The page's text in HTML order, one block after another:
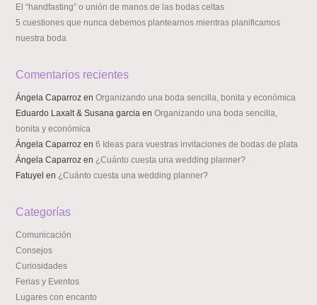
El “handfasting” o unión de manos de las bodas celtas
5 cuestiones que nunca debemos plantearnos mientras planificamos
nuestra boda
Comentarios recientes
Ángela Caparroz enOrganizando una boda sencilla, bonita y económica
Eduardo Laxalt & Susana garcia enOrganizando una boda sencilla,
bonita y económica
Ángela Caparroz en6 Ideas para vuestras invitaciones de bodas de plata
Ángela Caparroz en ¿Cuánto cuesta una wedding planner?
Fatuyel en ¿Cuánto cuesta una wedding planner?
Categorías
Comunicación
Consejos
Curiosidades
Ferias y Eventos
Lugares con encanto